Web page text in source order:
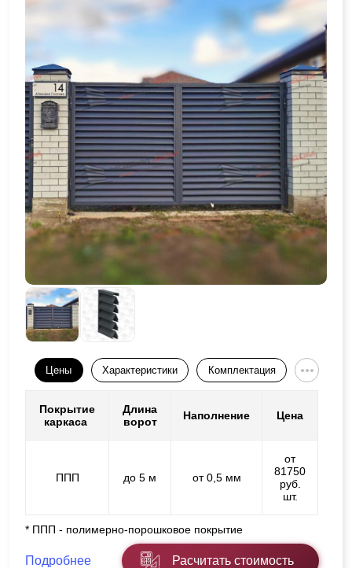
Цены Характеристики Комплектация
Покрытие
каркаса
Длина
ворот
Наполнение Цена
ППП до 5 м от 0,5 мм
от
81750
руб.
шт.
* ППП - полимерно-порошковое покрытие
Подробнее Расчитать стоимость